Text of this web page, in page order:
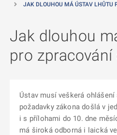
JAK DLOUHOU MÁ ÚSTAV LHŮTU
Jak dlouhou
pro zpracování
Ústav musí veškerá
požadavky zákona došlá v
i s přílohami do 10. dne
má široká odborná i laická